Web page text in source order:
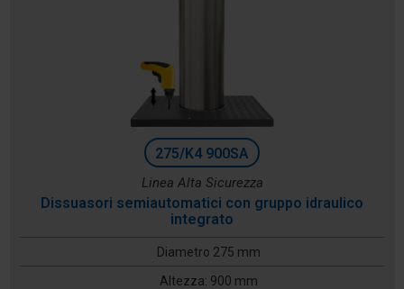
275/K4 900SA
Linea Alta Sicurezza
Dissuasori semiautomatici con gruppo idraulico
integrato
Diametro 275 mm
Altezza: 900 mm